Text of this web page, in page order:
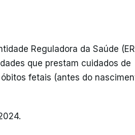
Reguladora da Saúde
que prestam cuidados de
fetais (antes do